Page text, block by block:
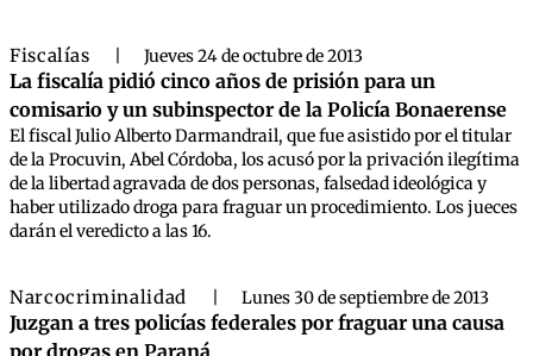
Fiscalías Jueves 24 de octubre de 2013
La fiscalía pidió cinco años de prisión para un
comisario y un subinspector de la Policía Bonaerense
El fiscal Julio Alberto Darmandrail, que fue asistido por el titular
de la Procuvin, Abel Córdoba, los acusó por la privación ilegítima
de la libertad agravada de dos personas, falsedad ideológica y
haber utilizado droga para fraguar un procedimiento. Los jueces
darán el veredicto a las 16.
Narcocriminalidad Lunes 30 de septiembre de 2013
Juzgan a tres policías federales por fraguar una causa
por drogas en Paraná